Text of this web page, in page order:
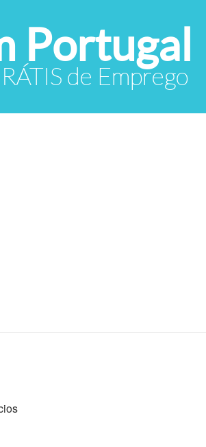
Portugal
de Emprego